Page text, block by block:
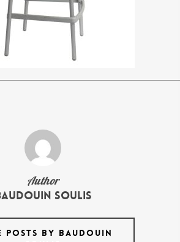
Author
Soulis
POSTS BY BAUDOUIN